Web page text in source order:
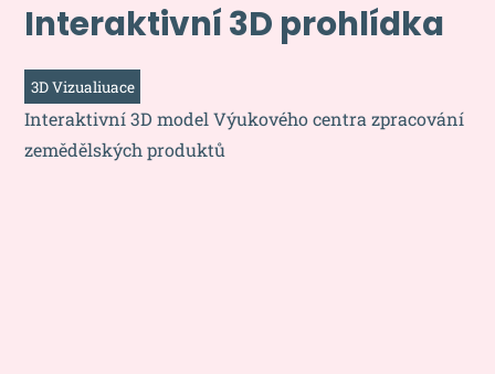
Interaktivní 3D prohlídka
3D Vizualiuace
Interaktivní 3D model Výukového centra zpracování
zemědělských produktů